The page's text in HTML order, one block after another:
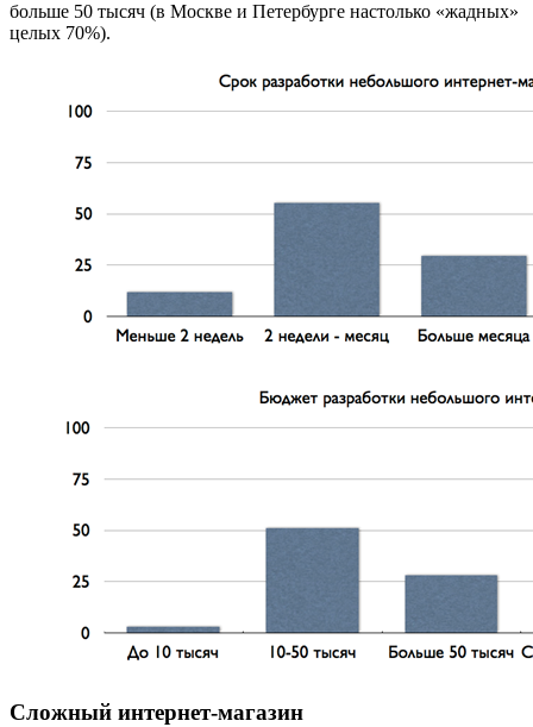
больше 50 тысяч (в Москве и Петербурге настолько «жадных»
целых 70%).
Сложный интернет-магазин